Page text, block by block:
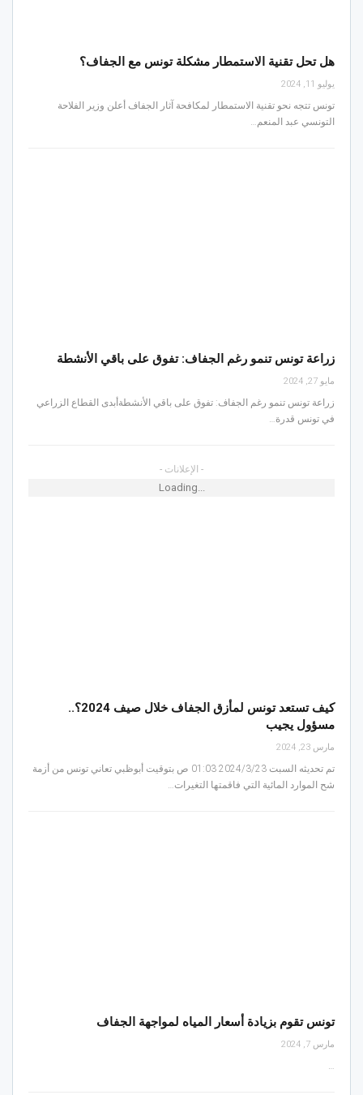
هل تحل تقنية الاستمطار مشكلة تونس مع الجفاف؟
يوليو 11, 2024
تونس تتجه نحو تقنية الاستمطار لمكافحة آثار الجفاف أعلن وزير الفلاحة
التونسي عبد المنعم…
زراعة تونس تنمو رغم الجفاف: تفوق على باقي الأنشطة
مايو 27, 2024
زراعة تونس تنمو رغم الجفاف: تفوق على باقي الأنشطةأبدى القطاع الزراعي
في تونس قدرة…
- الإعلانات -
Loading...
كيف تستعد تونس لمأزق الجفاف خلال صيف 2024؟..
مسؤول يجيب
مارس 23, 2024
تم تحديثه السبت 2024/3/23 01:03 ص بتوقيت أبوظبي تعاني تونس من أزمة
شح الموارد المائية التي فاقمتها التغيرات…
تونس تقوم بزيادة أسعار المياه لمواجهة الجفاف
مارس 7, 2024
…